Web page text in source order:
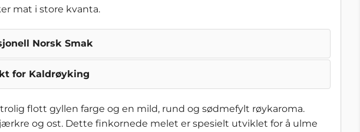
mat i store kvanta.
Norsk Smak
for Kaldrøyking
flott gyllen farge og en mild, rund og sødmefylt røykaroma.
og ost. Dette finkornede melet er spesielt utviklet for å ulme